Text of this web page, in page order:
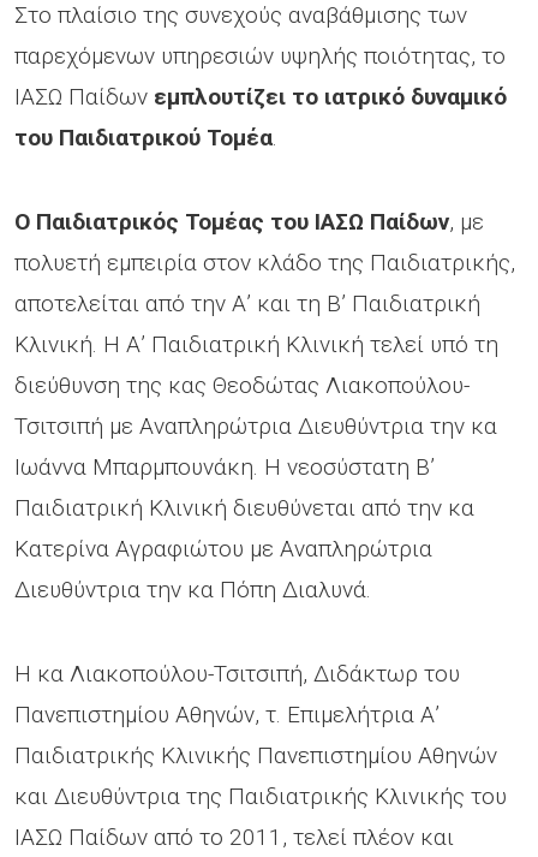
Στο πλαίσιο της συνεχούς αναβάθμισης των
παρεχόμενων υπηρεσιών υψηλής ποιότητας, το
ΙΑΣΩ Παίδων εμπλουτίζει το ιατρικό δυναμικό
του Παιδιατρικού Τομέα.
Ο Παιδιατρικός Τομέας του ΙΑΣΩ Παίδων, με
πολυετή εμπειρία στον κλάδο της Παιδιατρικής,
αποτελείται από την Α’ και τη Β’ Παιδιατρική
Κλινική. Η Α’ Παιδιατρική Κλινική τελεί υπό τη
διεύθυνση της κας Θεοδώτας Λιακοπούλου-
Τσιτσιπή με Αναπληρώτρια Διευθύντρια την κα
Ιωάννα Μπαρμπουνάκη. Η νεοσύστατη Β’
Παιδιατρική Κλινική διευθύνεται από την κα
Κατερίνα Αγραφιώτου με Αναπληρώτρια
Διευθύντρια την κα Πόπη Διαλυνά.
Η κα Λιακοπούλου-Τσιτσιπή, Διδάκτωρ του
Πανεπιστημίου Αθηνών, τ. Επιμελήτρια Α’
Παιδιατρικής Κλινικής Πανεπιστημίου Αθηνών
και Διευθύντρια της Παιδιατρικής Κλινικής του
ΙΑΣΩ Παίδων από το 2011, τελεί πλέον και